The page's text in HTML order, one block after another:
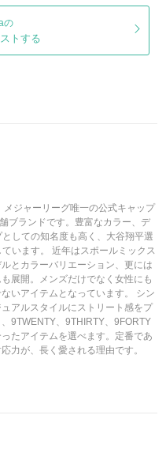
の
トする
ジャーリーグ唯一の公式キャップ
ブランドです。豊富なカラー、デ
しての知名度も高く、大谷翔平選
います。 近年はスポールミックス
とカラーバリエーション、更には
展開。メンズだけでなく女性にも
いアイテムとなっています。 シン
アルスタイルにストリート感をプ
9TWENTY、9THIRTY、9FORTY
たアイテムを選べます。定番であ
力が、長く愛される理由です。